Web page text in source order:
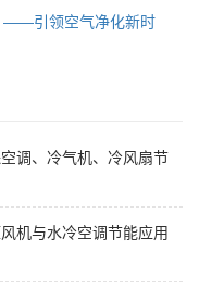
——引领空气净化新时
调、冷气机、冷风扇节
机与水冷空调节能应用